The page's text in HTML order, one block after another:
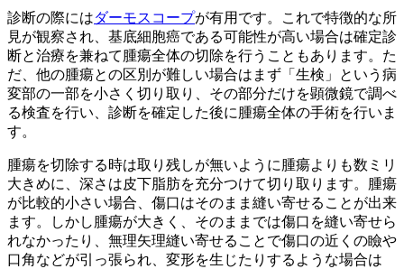
診断の際にはダーモスコープが有用です。これで特徴的な所
見が観察され、基底細胞癌である可能性が高い場合は確定診
断と治療を兼ねて腫瘍全体の切除を行うこともあります。た
だ、他の腫瘍との区別が難しい場合はまず「生検」という病
変部の一部を小さく切り取り、その部分だけを顕微鏡で調べ
る検査を行い、診断を確定した後に腫瘍全体の手術を行いま
す。
腫瘍を切除する時は取り残しが無いように腫瘍よりも数ミリ
大きめに、深さは皮下脂肪を充分つけて切り取ります。腫瘍
が比較的小さい場合、傷口はそのまま縫い寄せることが出来
ます。しかし腫瘍が大きく、そのままでは傷口を縫い寄せら
れなかったり、無理矢理縫い寄せることで傷口の近くの瞼や
口角などが引っ張られ、変形を生じたりするような場合は